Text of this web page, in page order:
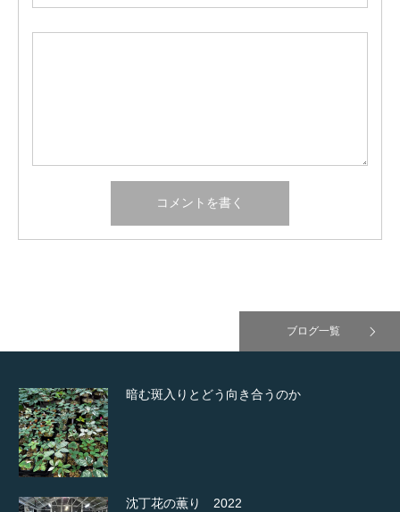
ブログ一覧
暗む斑入りとどう向き合うのか
沈丁花の薫り 2022